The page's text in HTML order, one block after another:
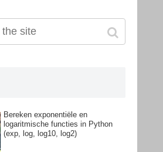
Bereken exponentiële en
logaritmische functies in Python
(exp, log, log10, log2)